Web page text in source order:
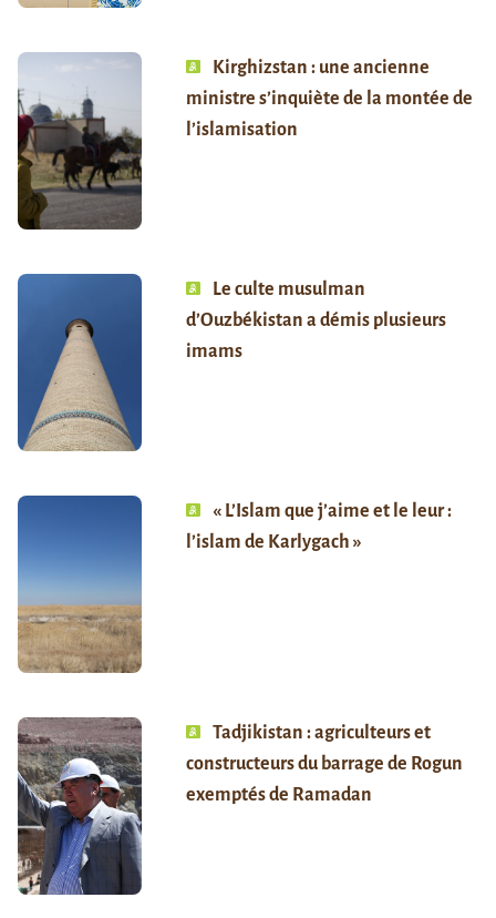
Kirghizstan : une ancienne
ministre s’inquiète de la montée de
l’islamisation
Le culte musulman
d’Ouzbékistan a démis plusieurs
imams
« L’Islam que j’aime et le leur :
l’islam de Karlygach »
Tadjikistan : agriculteurs et
constructeurs du barrage de Rogun
exemptés de Ramadan